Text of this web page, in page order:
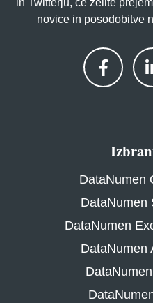
novice in posodobitve
DataNumen
DataNumen
DataNumen
DataNumen